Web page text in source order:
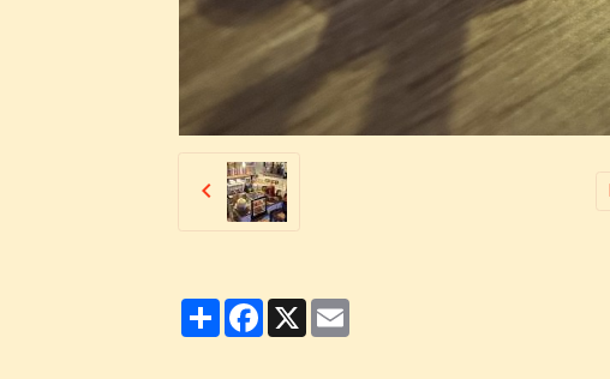
PartagerFacebook
X